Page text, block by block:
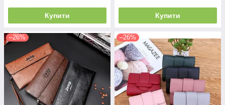
Купити Купити
–26% –26%